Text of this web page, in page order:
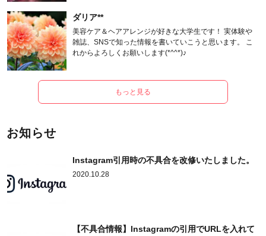
ダリア**
美容ケア＆ヘアアレンジが好きな大学生です！ 実体験や
雑誌、SNSで知った情報を書いていこうと思います。 こ
れからよろしくお願いします(*^^*)♪
もっと見る
お知らせ
Instagram引用時の不具合を改修いたしました。
2020.10.28
【不具合情報】Instagramの引用でURLを入れて